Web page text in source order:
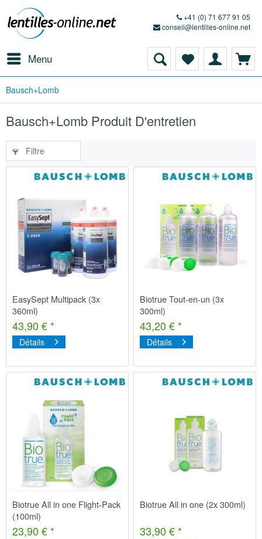
+41 (0) 71 677 91 05
conseil@lentilles-online.net
Menu
Bausch+Lomb
Bausch+Lomb Produit D'entretien
Filtre
EasySept Multipack (3x
360ml)
43,90 € *
Détails
Biotrue Tout-en-un (3x
300ml)
43,20 € *
Détails
Biotrue All in one Flight-Pack
(100ml)
23,90 € *
Biotrue All in one (2x 300ml)
33,90 € *